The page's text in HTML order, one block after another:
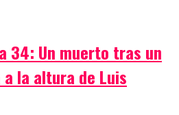
34: Un muerto tras un
la altura de Luis